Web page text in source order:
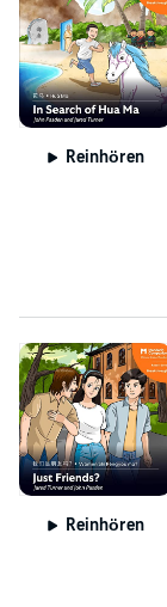
Reinhören
Reinhören